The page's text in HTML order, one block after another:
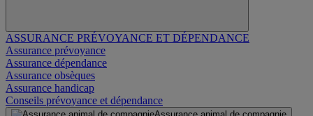
ASSURANCE PRÉVOYANCE ET DÉPENDANCE
Assurance prévoyance
Assurance dépendance
Assurance obsèques
Assurance handicap
Conseils prévoyance et dépendance